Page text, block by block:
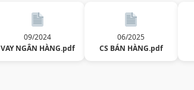
09/2024
VAY NGÂN HÀNG.pdf
06/2025
CS BÁN HÀNG.pdf